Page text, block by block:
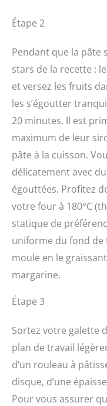
Étape 2
Pendant que la pâte
stars de la recette :
et versez les fruits
les s’égoutter
20 minutes. Il est
maximum de leur
pâte à la cuisson.
délicatement avec
égouttées. Profitez
votre four à 180°C
statique de
uniforme du fond de
moule en le
margarine.
Étape 3
Sortez votre galette
plan de travail
d’un rouleau à
disque, d’une
Pour vous assurer